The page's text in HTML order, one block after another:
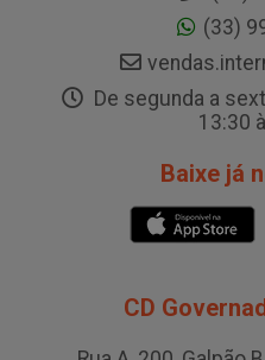
(33)
De segunda a
13:30
Baixe já
CD